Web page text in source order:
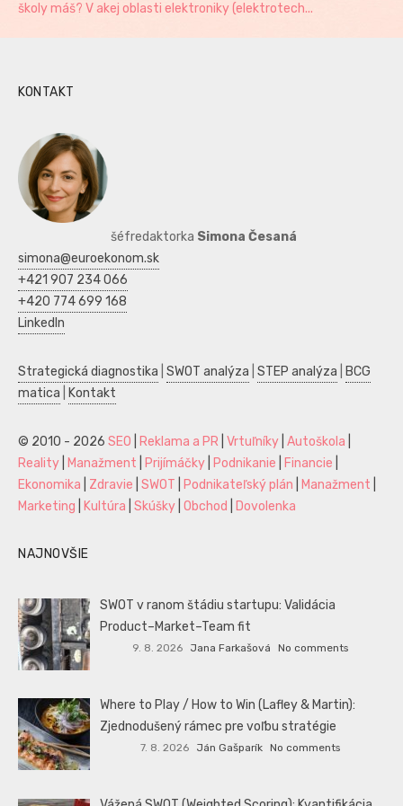
školy máš? V akej oblasti elektroniky (elektrotech...
KONTAKT
šéfredaktorka Simona Česaná
simona@euroekonom.sk
+421 907 234 066
+420 774 699 168
LinkedIn
Strategická diagnostika SWOT analýza STEP analýza
BCG
matica
Kontakt
© 2010 - 2026 SEO Reklama a PR Vrtuľníky Autoškola
Reality
Manažment Prijímáčky Podnikanie Financie
Ekonomika
Zdravie SWOT Podnikateľský plán Manažment
Marketing
Kultúra Skúšky Obchod Dovolenka
NAJNOVŠIE
SWOT v ranom štádiu startupu: Validácia
Product–Market–Team fit
9. 8. 2026 Jana Farkašová No comments
Where to Play / How to Win (Lafley & Martin):
Zjednodušený rámec pre voľbu stratégie
7. 8. 2026 Ján Gašparík No comments